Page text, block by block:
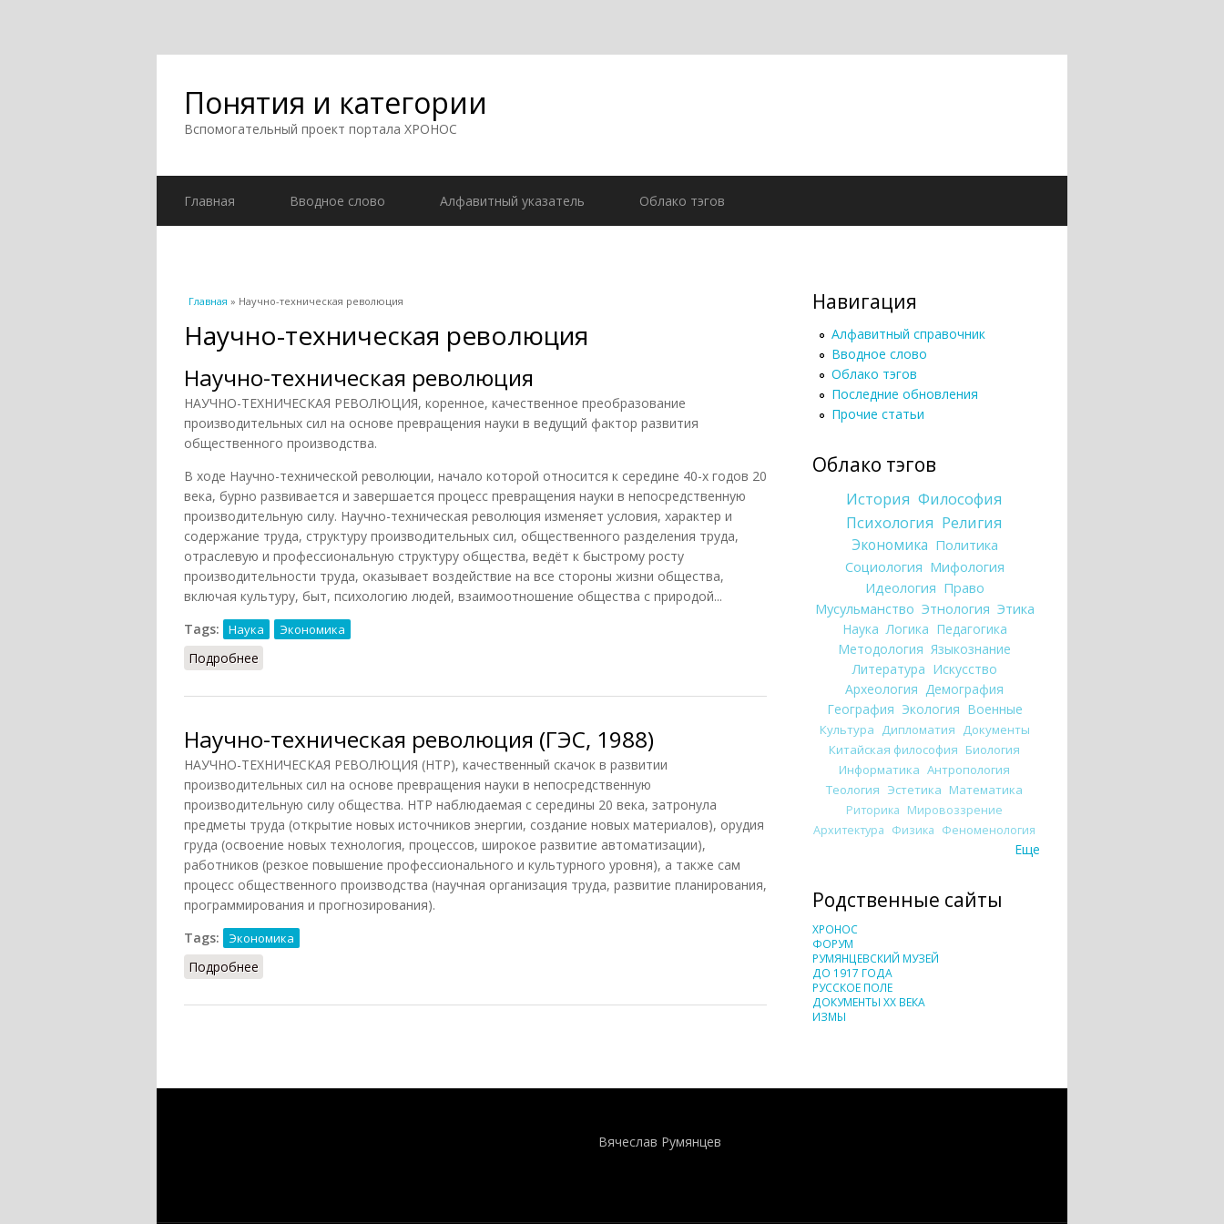
Понятия и категории
Вспомогательный проект портала ХРОНОС
Главная Вводное слово Алфавитный указатель Облако тэгов
Вы здесь
Главная » Научно-техническая революция
Научно-техническая революция
Научно-техническая революция
НАУЧНО-ТЕХНИЧЕСКАЯ РЕВОЛЮЦИЯ, коренное, качественное преобразование
производительных сил на основе превращения науки в ведущий фактор развития
общественного производства.
В ходе Научно-технической революции, начало которой относится к середине 40-х годов 20
века, бурно развивается и завершается процесс превращения науки в непосредственную
производительную силу. Научно-техническая революция изменяет условия, характер и
содержание труда, структуру производительных сил, общественного разделения труда,
отраслевую и профессиональную структуру общества, ведёт к быстрому росту
производительности труда, оказывает воздействие на все стороны жизни общества,
включая культуру, быт, психологию людей, взаимоотношение общества с природой...
Tags:
Наука Экономика
Подробнее
Научно-техническая революция (ГЭС, 1988)
НАУЧНО-ТЕХНИЧЕСКАЯ РЕВОЛЮЦИЯ (НТР), качественный скачок в развитии
производительных сил на основе превращения науки в непосредственную
производительную силу общества. НТР наблюдаемая с середины 20 века, затронула
предметы труда (открытие новых источников энергии, создание новых материалов), орудия
груда (освоение новых технология, процессов, широкое развитие автоматизации),
работников (резкое повышение профессионального и культурного уровня), а также сам
процесс общественного производства (научная организация труда, развитие планирования,
программирования и прогнозирования).
Tags:
Экономика
Подробнее
Навигация
Алфавитный справочник
Вводное слово
Облако тэгов
Последние обновления
Прочие статьи
Облако тэгов
История Философия
Психология Религия
Экономика Политика
Социология Мифология
Идеология Право
Мусульманство Этнология Этика
Наука Логика Педагогика
Методология Языкознание
Литература Искусство
Археология Демография
География Экология Военные
Культура Дипломатия Документы
Китайская философия Биология
Информатика Антропология
Теология Эстетика Математика
Риторика Мировоззрение
Архитектура Физика Феноменология
Еще
Родственные сайты
ХРОНОС
ФОРУМ
РУМЯНЦЕВСКИЙ МУЗЕЙ
ДО 1917 ГОДА
РУССКОЕ ПОЛЕ
ДОКУМЕНТЫ XX ВЕКА
ИЗМЫ
Вячеслав Румянцев